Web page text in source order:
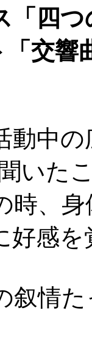
「四つ
交響
動中
いた
時、
好感
叙情